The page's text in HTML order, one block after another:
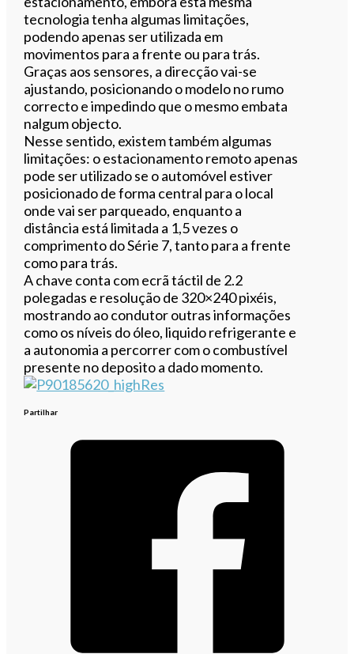
tecnologia tenha algumas limitações,
podendo apenas ser utilizada em
movimentos para a frente ou para trás.
Graças aos sensores, a direcção vai-se
ajustando, posicionando o modelo no rumo
correcto e impedindo que o mesmo embata
nalgum objecto.
Nesse sentido, existem também algumas
limitações: o estacionamento remoto apenas
pode ser utilizado se o automóvel estiver
posicionado de forma central para o local
onde vai ser parqueado, enquanto a
distância está limitada a 1,5 vezes o
comprimento do Série 7, tanto para a frente
como para trás.
A chave conta com ecrã táctil de 2.2
polegadas e resolução de 320×240 pixéis,
mostrando ao condutor outras informações
como os níveis do óleo, liquido refrigerante e
a autonomia a percorrer com o combustível
presente no deposito a dado momento.
Partilhar